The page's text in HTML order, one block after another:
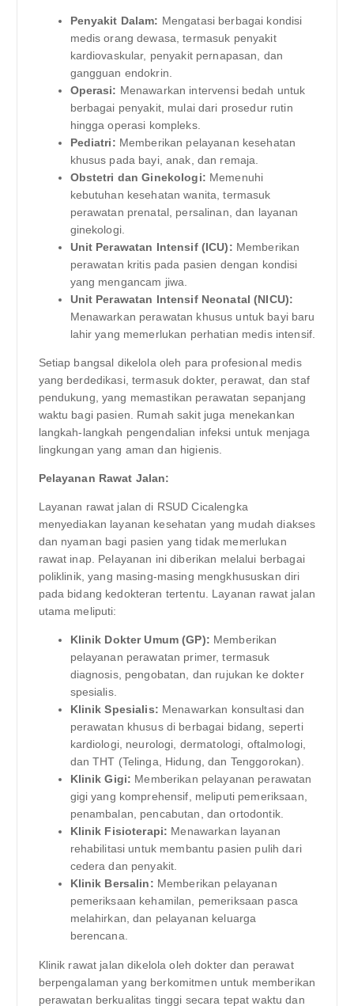
Penyakit Dalam: Mengatasi berbagai kondisi
medis orang dewasa, termasuk penyakit
kardiovaskular, penyakit pernapasan, dan
gangguan endokrin.
Operasi: Menawarkan intervensi bedah untuk
berbagai penyakit, mulai dari prosedur rutin
hingga operasi kompleks.
Pediatri: Memberikan pelayanan kesehatan
khusus pada bayi, anak, dan remaja.
Obstetri dan Ginekologi: Memenuhi
kebutuhan kesehatan wanita, termasuk
perawatan prenatal, persalinan, dan layanan
ginekologi.
Unit Perawatan Intensif (ICU): Memberikan
perawatan kritis pada pasien dengan kondisi
yang mengancam jiwa.
Unit Perawatan Intensif Neonatal (NICU):
Menawarkan perawatan khusus untuk bayi baru
lahir yang memerlukan perhatian medis intensif.
Setiap bangsal dikelola oleh para profesional medis
yang berdedikasi, termasuk dokter, perawat, dan staf
pendukung, yang memastikan perawatan sepanjang
waktu bagi pasien. Rumah sakit juga menekankan
langkah-langkah pengendalian infeksi untuk menjaga
lingkungan yang aman dan higienis.
Pelayanan Rawat Jalan:
Layanan rawat jalan di RSUD Cicalengka
menyediakan layanan kesehatan yang mudah diakses
dan nyaman bagi pasien yang tidak memerlukan
rawat inap. Pelayanan ini diberikan melalui berbagai
poliklinik, yang masing-masing mengkhususkan diri
pada bidang kedokteran tertentu. Layanan rawat jalan
utama meliputi:
Klinik Dokter Umum (GP): Memberikan
pelayanan perawatan primer, termasuk
diagnosis, pengobatan, dan rujukan ke dokter
spesialis.
Klinik Spesialis: Menawarkan konsultasi dan
perawatan khusus di berbagai bidang, seperti
kardiologi, neurologi, dermatologi, oftalmologi,
dan THT (Telinga, Hidung, dan Tenggorokan).
Klinik Gigi: Memberikan pelayanan perawatan
gigi yang komprehensif, meliputi pemeriksaan,
penambalan, pencabutan, dan ortodontik.
Klinik Fisioterapi: Menawarkan layanan
rehabilitasi untuk membantu pasien pulih dari
cedera dan penyakit.
Klinik Bersalin: Memberikan pelayanan
pemeriksaan kehamilan, pemeriksaan pasca
melahirkan, dan pelayanan keluarga
berencana.
Klinik rawat jalan dikelola oleh dokter dan perawat
berpengalaman yang berkomitmen untuk memberikan
perawatan berkualitas tinggi secara tepat waktu dan